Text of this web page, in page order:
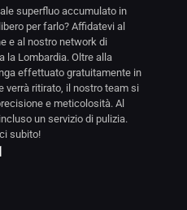
superfluo accumulato in
per farlo? Affidatevi al
e al nostro network di
la Lombardia. Oltre alla
effettuato gratuitamente in
verrà ritirato, il nostro team si
e meticolosità. Al
un servizio di pulizia.
subito!